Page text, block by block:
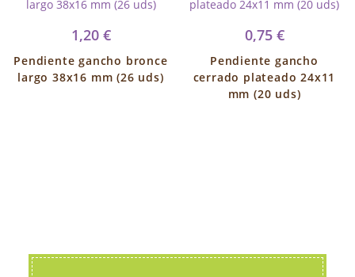
1,20 €
Pendiente gancho bronce
largo 38x16 mm (26 uds)
0,75 €
Pendiente gancho
cerrado plateado 24x11
mm (20 uds)